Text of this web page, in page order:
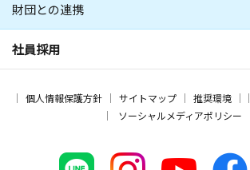
財団との連携
社員採用
個人情報保護方針 サイトマップ 推奨環境
ソーシャルメディアポリシー